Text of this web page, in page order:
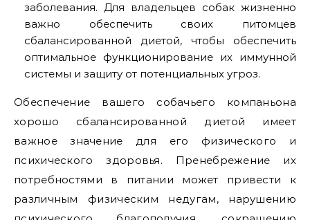
заболевания. Для владельцев собак жизненно
важно обеспечить своих питомцев
сбалансированной диетой, чтобы обеспечить
оптимальное функционирование их иммунной
системы и защиту от потенциальных угроз.
Обеспечение вашего собачьего компаньона
хорошо сбалансированной диетой имеет
важное значение для его физического и
психического здоровья. Пренебрежение их
потребностями в питании может привести к
различным физическим недугам, нарушению